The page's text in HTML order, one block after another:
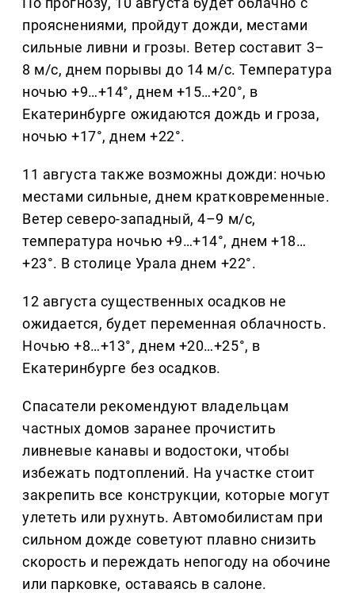
прояснениями, пройдут дожди, местами
сильные ливни и грозы. Ветер составит 3–
8 м/с, днем порывы до 14 м/с. Температура
ночью +9…+14°, днем +15…+20°, в
Екатеринбурге ожидаются дождь и гроза,
ночью +17°, днем +22°.
11 августа также возможны дожди: ночью
местами сильные, днем кратковременные.
Ветер северо-западный, 4–9 м/с,
температура ночью +9…+14°, днем +18…
+23°. В столице Урала днем +22°.
12 августа существенных осадков не
ожидается, будет переменная облачность.
Ночью +8…+13°, днем +20…+25°, в
Екатеринбурге без осадков.
Спасатели рекомендуют владельцам
частных домов заранее прочистить
ливневые канавы и водостоки, чтобы
избежать подтоплений. На участке стоит
закрепить все конструкции, которые могут
улететь или рухнуть. Автомобилистам при
сильном дожде советуют плавно снизить
скорость и переждать непогоду на обочине
или парковке, оставаясь в салоне.